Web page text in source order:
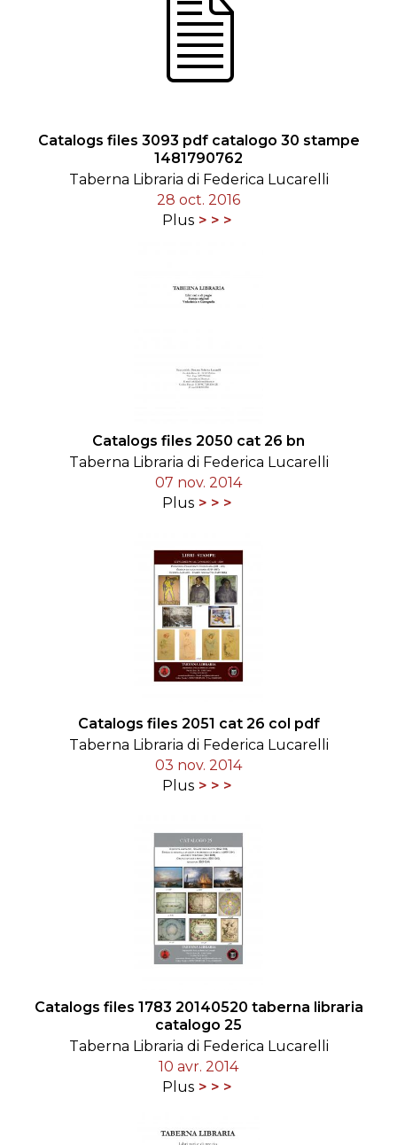
Catalogs files 3093 pdf catalogo 30 stampe
1481790762
Taberna Libraria di Federica Lucarelli
28 oct. 2016
Plus
Catalogs files 2050 cat 26 bn
Taberna Libraria di Federica Lucarelli
07 nov. 2014
Plus
Catalogs files 2051 cat 26 col pdf
Taberna Libraria di Federica Lucarelli
03 nov. 2014
Plus
Catalogs files 1783 20140520 taberna libraria
catalogo 25
Taberna Libraria di Federica Lucarelli
10 avr. 2014
Plus